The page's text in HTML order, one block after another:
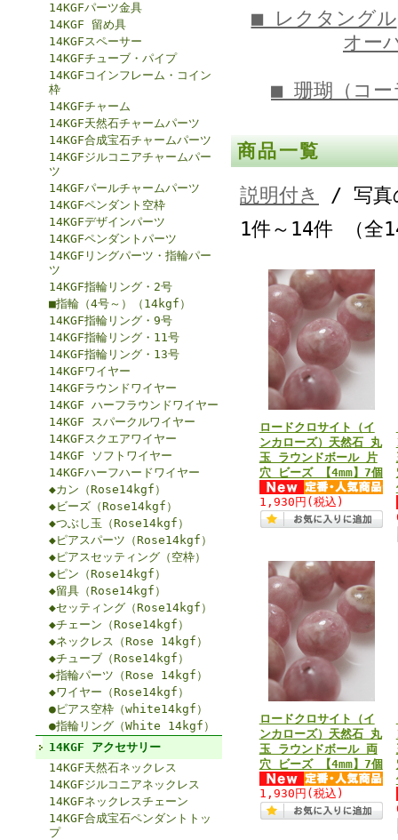
14KGFパーツ金具
14KGF 留め具
14KGFスペーサー
14KGFチューブ・パイプ
14KGFコインフレーム・コイン
枠
14KGFチャーム
14KGF天然石チャームパーツ
14KGF合成宝石チャームパーツ
14KGFジルコニアチャームパー
ツ
14KGFパールチャームパーツ
14KGFペンダント空枠
14KGFデザインパーツ
14KGFペンダントパーツ
14KGFリングパーツ・指輪パー
ツ
14KGF指輪リング・2号
■指輪（4号～）（14kgf）
14KGF指輪リング・9号
14KGF指輪リング・11号
14KGF指輪リング・13号
14KGFワイヤー
14KGFラウンドワイヤー
14KGF ハーフラウンドワイヤー
14KGF スパークルワイヤー
14KGFスクエアワイヤー
14KGF ソフトワイヤー
14KGFハーフハードワイヤー
◆カン（Rose14kgf）
◆ビーズ（Rose14kgf）
◆つぶし玉（Rose14kgf）
◆ピアスパーツ（Rose14kgf）
◆ピアスセッティング（空枠）
◆ピン（Rose14kgf）
◆留具（Rose14kgf）
◆セッティング（Rose14kgf）
◆チェーン（Rose14kgf）
◆ネックレス（Rose 14kgf）
◆チューブ（Rose14kgf）
◆指輪パーツ（Rose 14kgf）
◆ワイヤー（Rose14kgf）
●ピアス空枠（white14kgf）
●指輪リング（White 14kgf）
14KGF アクセサリー
14KGF天然石ネックレス
14KGFジルコニアネックレス
14KGFネックレスチェーン
14KGF合成宝石ペンダントトッ
プ
■ レクタングル
オー
■ 珊瑚（コー
商品一覧
説明付き
/ 写真
1件～14件 （全
ロードクロサイト（イ
ンカローズ）天然石 丸
玉 ラウンドボール 片
穴 ビーズ 【4mm】7個
1,930円 (税込)
ロードクロサイト（イ
ンカローズ）天然石 丸
玉 ラウンドボール 両
穴 ビーズ 【4mm】7個
1,930円 (税込)